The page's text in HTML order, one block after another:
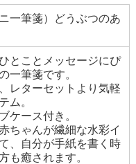
一筆箋）どうぶつのあ
とことメッセージにぴ
一筆箋です。
レターセットより気軽
ム。
ケース付き。
ちゃんが繊細な水彩イ
、自分が手紙を書く時
も癒されます。